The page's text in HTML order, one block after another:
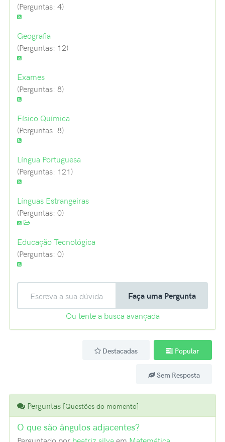
(Perguntas: 4)
Geografia
(Perguntas: 12)
Exames
(Perguntas: 8)
Físico Química
(Perguntas: 8)
Língua Portuguesa
(Perguntas: 121)
Línguas Estrangeiras
(Perguntas: 0)
Educação Tecnológica
(Perguntas: 0)
Faça uma Pergunta
Ou tente a busca avançada
Popular
Destacadas
Sem Resposta
Perguntas [Questões do momento]
O que são ângulos adjacentes?